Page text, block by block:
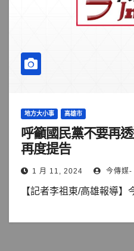
地方大小事 高雄市
呼籲國民黨不要再
再度提告
1 月 11, 2024 今傳媒-
【記者李祖東/高雄報導】